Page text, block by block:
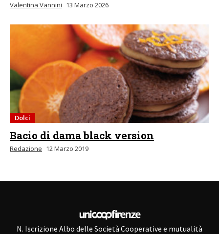
Valentina Vannini 13 Marzo 2026
Dolci
Bacio di dama black version
Redazione 12 Marzo 2019
N. Iscrizione Albo delle Società Cooperative e mutualità